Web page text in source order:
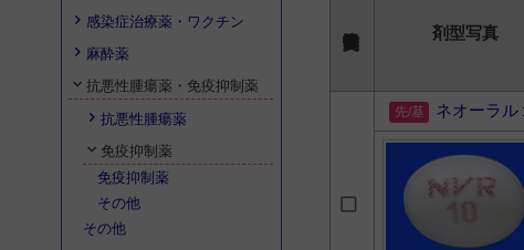
感染症治療薬・ワクチン
麻酔薬
抗悪性腫瘍薬・免疫抑制薬
抗悪性腫瘍薬
免疫抑制薬
免疫抑制薬
その他
その他
剤型写真
ネオーラル